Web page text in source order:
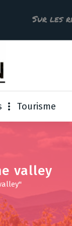
Sur les
Tourisme
valley